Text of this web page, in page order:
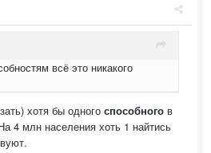
всё это никакого
хотя бы одного способного в
4 млн населения хоть 1 найтись